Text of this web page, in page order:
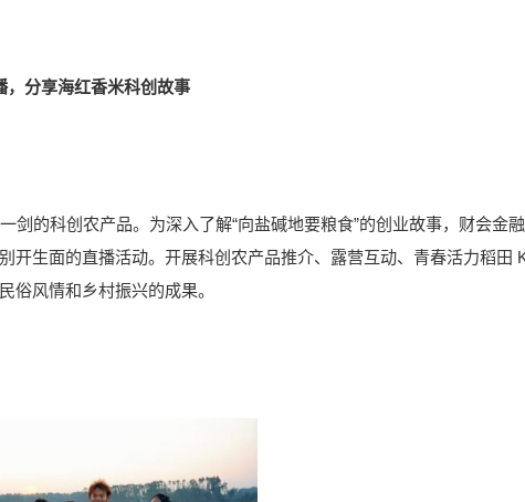
，分享海红香米科创故事
的科创农产品。为深入了解“向盐碱地要粮食”的创业故事，财会金
生面的直播活动。开展科创农产品推介、露营互动、青春活力稻田
俗风情和乡村振兴的成果。